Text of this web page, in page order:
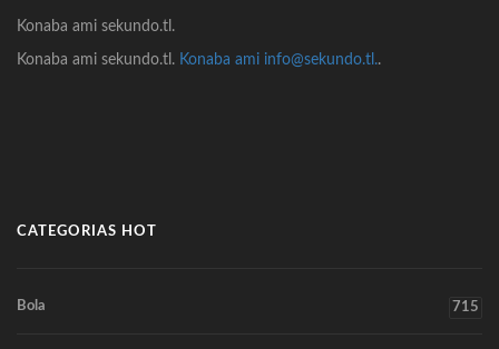
Konaba ami sekundo.tl.
Konaba ami sekundo.tl. Konaba ami info@sekundo.tl..
CATEGORIAS HOT
Bola 715